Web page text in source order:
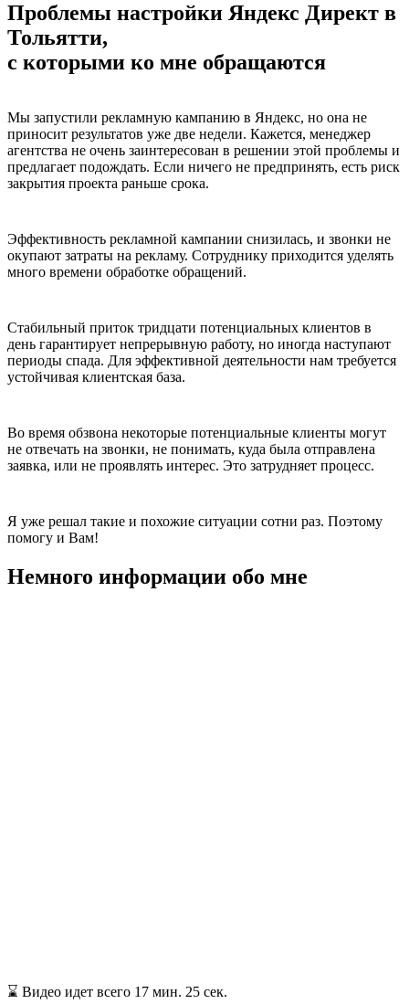
Проблемы настройки Яндекс Директ в
Тольятти,
с которыми ко мне обращаются
Мы запустили рекламную кампанию в Яндекс, но она не
приносит результатов уже две недели. Кажется, менеджер
агентства не очень заинтересован в решении этой проблемы и
предлагает подождать. Если ничего не предпринять, есть риск
закрытия проекта раньше срока.
Эффективность рекламной кампании снизилась, и звонки не
окупают затраты на рекламу. Сотруднику приходится уделять
много времени обработке обращений.
Стабильный приток тридцати потенциальных клиентов в
день гарантирует непрерывную работу, но иногда наступают
периоды спада. Для эффективной деятельности нам требуется
устойчивая клиентская база.
Во время обзвона некоторые потенциальные клиенты могут
не отвечать на звонки, не понимать, куда была отправлена
заявка, или не проявлять интерес. Это затрудняет процесс.
Я уже решал такие и похожие ситуации сотни раз. Поэтому
помогу и Вам!
Немного информации обо мне
⌛ Видео идет всего 17 мин. 25 сек.